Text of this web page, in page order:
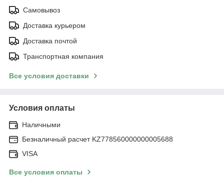
Самовывоз
Доставка курьером
Доставка почтой
Транспортная компания
Все условия доставки
Условия оплаты
Наличными
Безналичный расчет KZ778560000000005688
VISA
Все условия оплаты